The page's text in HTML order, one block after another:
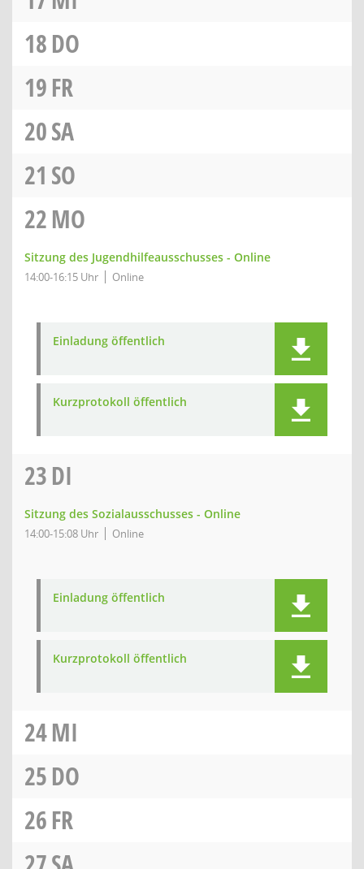
18DO
19FR
20SA
21 SO
22MO
Sitzung des Jugendhilfeausschusses - Online
14:00-16:15 Uhr Online
Einladung öffentlich
Kurzprotokoll öffentlich
23DI
Sitzung des Sozialausschusses - Online
14:00-15:08 Uhr Online
Einladung öffentlich
Kurzprotokoll öffentlich
24MI
25DO
26FR